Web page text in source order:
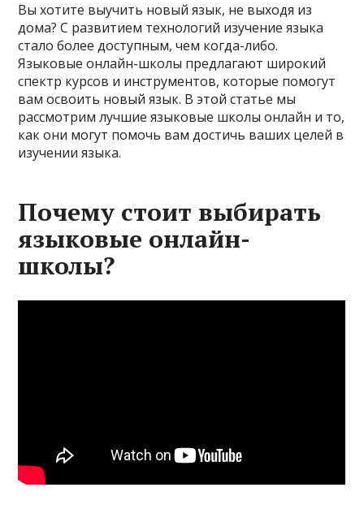
Вы хотите выучить новый язык, не выходя из
дома? С развитием технологий изучение языка
стало более доступным, чем когда-либо.
Языковые онлайн-школы предлагают широкий
спектр курсов и инструментов, которые помогут
вам освоить новый язык. В этой статье мы
рассмотрим лучшие языковые школы онлайн и то,
как они могут помочь вам достичь ваших целей в
изучении языка.
Почему стоит выбирать
языковые онлайн-
школы?